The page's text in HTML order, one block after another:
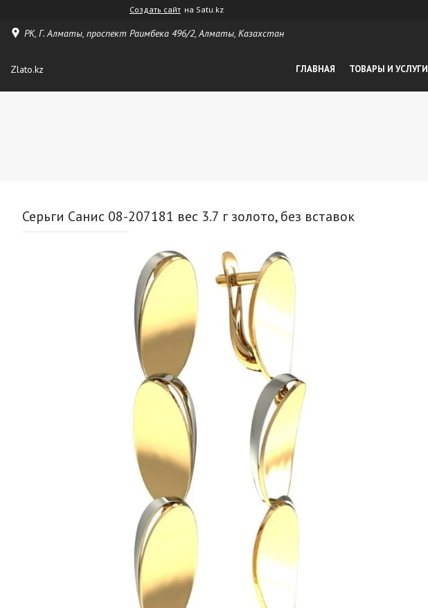
Создать сайт на Satu.kz
РК, Г. Алматы, проспект Раимбека 496/2, Алматы, Казахстан
Zlato.kz ГЛАВНАЯ ТОВАРЫ И УСЛУГИ
Серьги Санис 08-207181 вес 3.7 г золото, без вставок